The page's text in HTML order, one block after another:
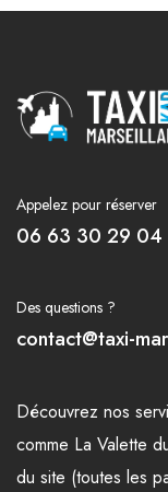
Appelez pour réserver
06 63 30 29 04
Des questions ?
contact@taxi-
Découvrez nos
comme La Valette
du site (toutes les